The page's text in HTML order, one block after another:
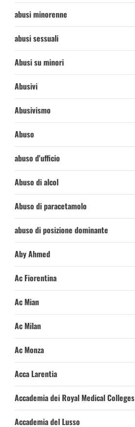
abusi minorenne
abusi sessuali
Abusi su minori
Abusivi
Abusivismo
Abuso
abuso d'ufficio
Abuso di alcol
Abuso di paracetamolo
abuso di posizione dominante
Aby Ahmed
Ac Fiorentina
Ac Mian
Ac Milan
Ac Monza
Acca Larentia
Accademia dei Royal Medical Colleges
Accademia del Lusso